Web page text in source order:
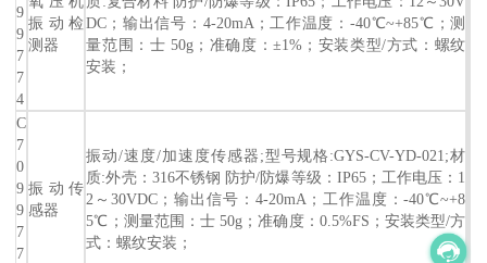
9
9
7
7
4
振动检
测器
DC；输出信号：4-20mA；工作温度：-40℃~+85℃；测
量范围：士 50g；准确度：±1%；安装类型/方式：螺纹
安装；
C
7
0
9
9
7
7
振动传
感器
振动/速度/加速度传感器;型号规格:GYS-CV-YD-021;材
质:外壳：316不锈钢 防护/防爆等级：IP65；工作电压：1
2～30VDC；输出信号：4-20mA；工作温度：-40℃~+8
5℃；测量范围：士 50g；准确度：0.5%FS；安装类型/方
式：螺纹安装；